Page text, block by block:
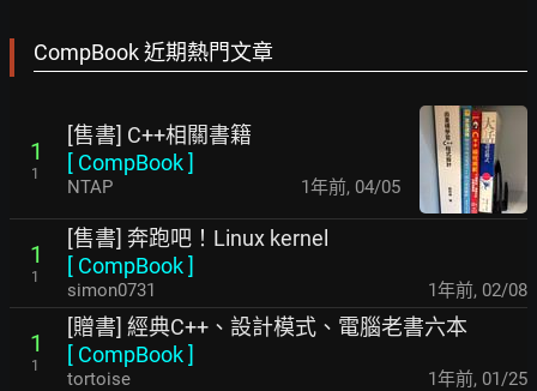
CompBook 近期熱門文章
1
1
[售書] C++相關書籍
[ CompBook]
NTAP 1年前, 04/05
1
1
[售書] 奔跑吧！Linux kernel
[ CompBook]
simon0731 1年前, 02/08
1
1
[贈書] 經典C++、設計模式、電腦老書六本
[ CompBook]
tortoise 1年前, 01/25